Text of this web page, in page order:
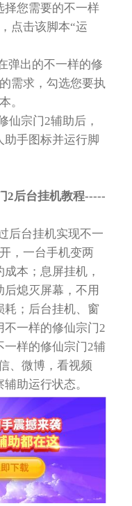
择您需要的不一样
点击该脚本“运
弹出的不一样的修
需求，勾选您要执
。
仙宗门2辅助后，
助手图标并运行脚
2后台挂机教程-----
后台挂机实现不一
，一台手机变两
本；息屏挂机，
熄灭屏幕，不用
耗；后台挂机、窗
不一样的修仙宗门2
一样的修仙宗门2辅
、微博，看视频
助运行状态。